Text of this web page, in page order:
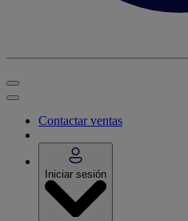
Contactar ventas
Iniciar sesión